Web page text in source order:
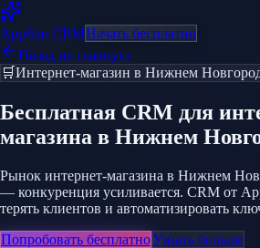
AppStarCRMНачать бесплатно
Назад на главную
🛒Интернет-магазин в Нижнем
Бесплатная CRM для
магазина в Нижнем
Рынок интернет-магазина в Нижнем
— конкуренция усиливается. CRM от
терять клиентов и автоматизировать
Попробовать бесплатноУзнать больше